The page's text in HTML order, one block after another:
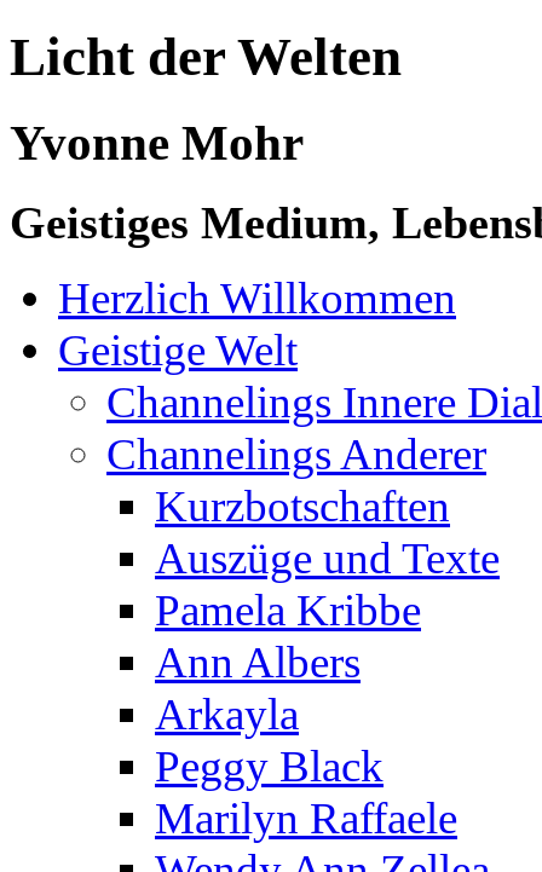
Licht der Welten
Yvonne Mohr
Geistiges Medium,
Herzlich Willkommen
Geistige Welt
Channelings Innere
Channelings Anderer
Kurzbotschaften
Auszüge und Texte
Pamela Kribbe
Ann Albers
Arkayla
Peggy Black
Marilyn Raffaele